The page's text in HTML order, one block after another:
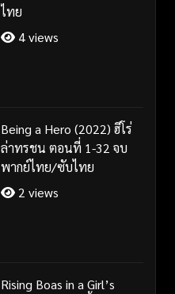
ไทย
4 views
Being a Hero (2022) ฮีโร่
ล่าทรชน ตอนที่ 1-32 จบ
พากย์ไทย/ซับไทย
2 views
Rising Boas in a Girl’s